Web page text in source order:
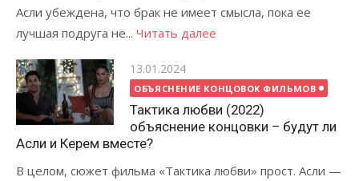
Асли убеждена, что брак не имеет смысла, пока ее
лучшая подруга не... Читать далее
Posted
on
13.01.2024
ОБЪЯСНЕНИЕ КОНЦОВОК ФИЛЬМОВ
Тактика любви (2022)
объяснение концовки – будут ли
Асли и Керем вместе?
В целом, сюжет фильма «Тактика любви» прост. Асли —